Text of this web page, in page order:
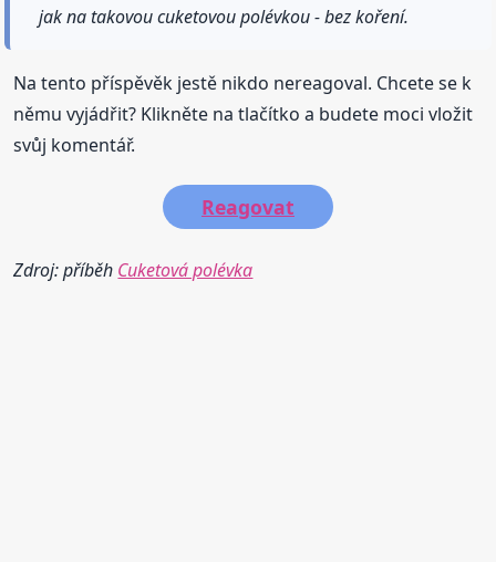
jak na takovou cuketovou polévkou - bez koření.
Na tento příspěvěk jestě nikdo nereagoval. Chcete se k
němu vyjádřit? Klikněte na tlačítko a budete moci vložit
svůj komentář.
Reagovat
Zdroj: příběh Cuketová polévka